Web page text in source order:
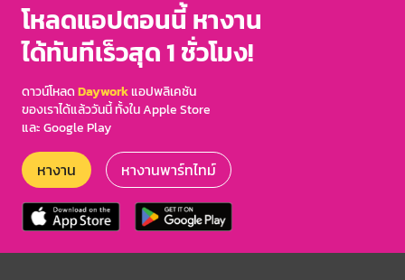
โหลดแอปตอนนี้ หางาน
ได้ทันทีเร็วสุด 1 ชั่วโมง!
ดาวน์โหลดDayworkแอปพลิเคชัน
ของเราได้แล้ววันนี้ ทั้งใน Apple Store
และ Google Play
หางาน หางานพาร์ทไทม์